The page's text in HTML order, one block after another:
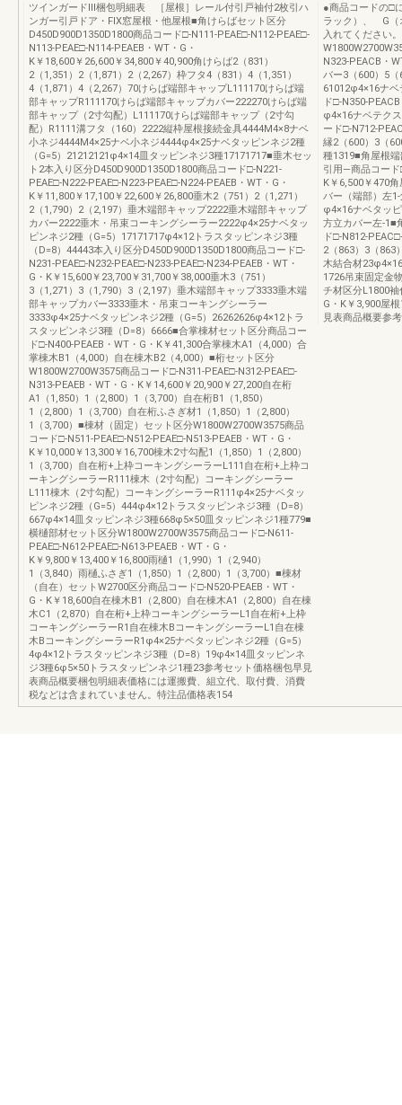
ツインガードⅢ梱包明細表 ［屋根］レール付引戸袖付2枚引ハ
ンガー引戸ドア・FIX窓屋根・他屋根■角けらばセット区分
D450D900D1350D1800商品コード□-N111-PEAE□-N112-PEAE□-
N113-PEAE□-N114-PEAEB・WT・G・
K￥18,600￥26,600￥34,800￥40,900角けらば2（831）
2（1,351）2（1,871）2（2,267）枠フタ4（831）4（1,351）
4（1,871）4（2,267）70けらば端部キャップL111170けらば端
部キャップR111170けらば端部キャップカバー222270けらば端
部キャップ（2寸勾配）L111170けらば端部キャップ（2寸勾
配）R1111溝フタ（160）2222縦枠屋根接続金具4444M4×8ナベ
小ネジ4444M4×25ナベ小ネジ4444φ4×25ナベタッピンネジ2種
（G=5）21212121φ4×14皿タッピンネジ3種17171717■垂木セッ
ト2本入り区分D450D900D1350D1800商品コード□-N221-
PEAE□-N222-PEAE□-N223-PEAE□-N224-PEAEB・WT・G・
K￥11,800￥17,100￥22,600￥26,800垂木2（751）2（1,271）
2（1,790）2（2,197）垂木端部キャップ2222垂木端部キャップ
カバー2222垂木・吊束コーキングシーラー2222φ4×25ナベタッ
ピンネジ2種（G=5）17171717φ4×12トラスタッピンネジ3種
（D=8）44443本入り区分D450D900D1350D1800商品コード□-
N231-PEAE□-N232-PEAE□-N233-PEAE□-N234-PEAEB・WT・
G・K￥15,600￥23,700￥31,700￥38,000垂木3（751）
3（1,271）3（1,790）3（2,197）垂木端部キャップ3333垂木端
部キャップカバー3333垂木・吊束コーキングシーラー
3333φ4×25ナベタッピンネジ2種（G=5）26262626φ4×12トラ
スタッピンネジ3種（D=8）6666■合掌棟材セット区分商品コー
ド□-N400-PEAEB・WT・G・K￥41,300合掌棟木A1（4,000）合
掌棟木B1（4,000）自在棟木B2（4,000）■桁セット区分
W1800W2700W3575商品コード□-N311-PEAE□-N312-PEAE□-
N313-PEAEB・WT・G・K￥14,600￥20,900￥27,200自在桁
A1（1,850）1（2,800）1（3,700）自在桁B1（1,850）
1（2,800）1（3,700）自在桁ふさぎ材1（1,850）1（2,800）
1（3,700）■棟材（固定）セット区分W1800W2700W3575商品
コード□-N511-PEAE□-N512-PEAE□-N513-PEAEB・WT・G・
K￥10,000￥13,300￥16,700棟木2寸勾配1（1,850）1（2,800）
1（3,700）自在桁+上枠コーキングシーラーL111自在桁+上枠コ
ーキングシーラーR111棟木（2寸勾配）コーキングシーラー
L111棟木（2寸勾配）コーキングシーラーR111φ4×25ナベタッ
ピンネジ2種（G=5）444φ4×12トラスタッピンネジ3種（D=8）
667φ4×14皿タッピンネジ3種668φ5×50皿タッピンネジ1種779■
横樋部材セット区分W1800W2700W3575商品コード□-N611-
PEAE□-N612-PEAE□-N613-PEAEB・WT・G・
K￥9,800￥13,400￥16,800雨樋1（1,990）1（2,940）
1（3,840）雨樋ふさぎ1（1,850）1（2,800）1（3,700）■棟材
（自在）セットW2700区分商品コード□-N520-PEAEB・WT・
G・K￥18,600自在棟木B1（2,800）自在棟木A1（2,800）自在棟
木C1（2,870）自在桁+上枠コーキングシーラーL1自在桁+上枠
コーキングシーラーR1自在棟木BコーキングシーラーL1自在棟
木BコーキングシーラーR1φ4×25ナベタッピンネジ2種（G=5）
4φ4×12トラスタッピンネジ3種（D=8）19φ4×14皿タッピンネ
ジ3種6φ5×50トラスタッピンネジ1種23参考セット価格梱包早見
表商品概要梱包明細表価格には運搬費、組立代、取付費、消費
税などは含まれていません。特注品価格表154
●商品コードの□
ラック）、 G（
入れてください
N323-PEACB・
バー3（600）5
61012φ4×16ナ
ド□-N350-
φ4×16ナベテク
ード□-N712-
縁2（600）3（
種1319■角屋根
引用―商品コード
K￥6,500￥470
バー（端部）左
φ4×16ナベタッ
方立カバー左-1■
ド□-N812-
2（863）3（863
木結合材
1726吊束固定金
チ材区分L1800
G・K￥3,900屋
見表商品概要参